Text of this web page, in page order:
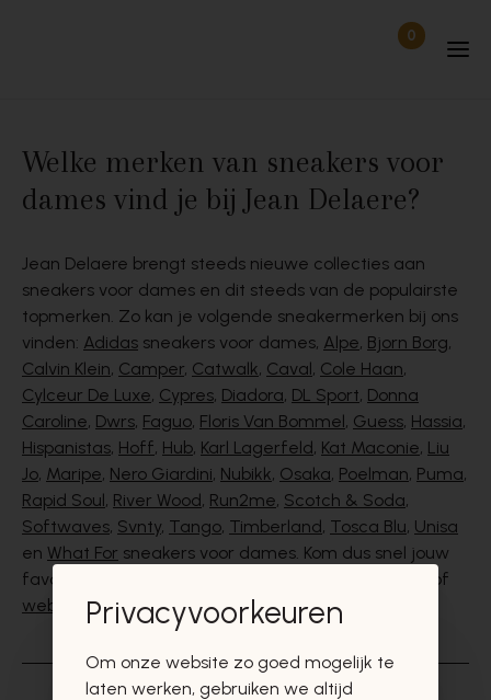
0Items in
Welke merken van sneakers voor
dames vind je bij Jean Delaere?
Jean Delaere brengt steeds nieuwe collecties aan
sneakers voor dames en dit steeds van de populairste
topmerken. Zo kan je volgende sneakermerken bij ons
vinden: Adidas sneakers voor dames, Alpe, Bjorn Borg,
Calvin Klein, Camper, Catwalk, Caval, Cole Haan,
Cylceur De Luxe, Cypres, Diadora, DL Sport, Donna
Caroline, Dwrs, Faguo, Floris Van Bommel, Guess, Hassia,
Hispanistas, Hoff, Hub, Karl Lagerfeld, Kat Maconie, Liu
Jo, Maripe, Nero Giardini, Nubikk, Osaka, Poelman, Puma,
Rapid Soul, River Wood, Run2me, Scotch & Soda,
Softwaves, Svnty, Tango, Timberland, Tosca Blu, Unisa
en What For sneakers voor dames. Kom dus snel jouw
favoriete damessneakers shoppen in onze
of
webshop.
Privacyvoorkeuren
Om onze website zo goed mogelijk te
laten werken, gebruiken we altijd